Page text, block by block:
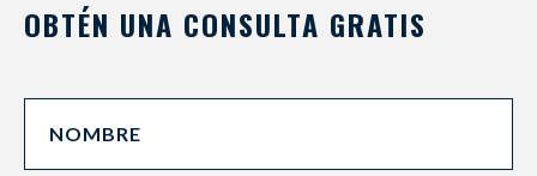
OBTÉN UNA CONSULTA GRATIS